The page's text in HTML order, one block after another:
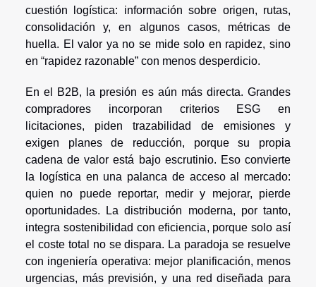
cuestión logística: información sobre origen, rutas,
consolidación y, en algunos casos, métricas de
huella. El valor ya no se mide solo en rapidez, sino
en “rapidez razonable” con menos desperdicio.
En el B2B, la presión es aún más directa. Grandes
compradores incorporan criterios ESG en
licitaciones, piden trazabilidad de emisiones y
exigen planes de reducción, porque su propia
cadena de valor está bajo escrutinio. Eso convierte
la logística en una palanca de acceso al mercado:
quien no puede reportar, medir y mejorar, pierde
oportunidades. La distribución moderna, por tanto,
integra sostenibilidad con eficiencia, porque solo así
el coste total no se dispara. La paradoja se resuelve
con ingeniería operativa: mejor planificación, menos
urgencias, más previsión, y una red diseñada para